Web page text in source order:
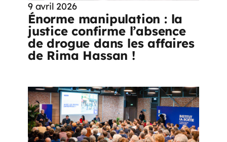
9 avril 2026
Énorme manipulation : la
justice confirme l’absence
de drogue dans les affaires
de Rima Hassan !